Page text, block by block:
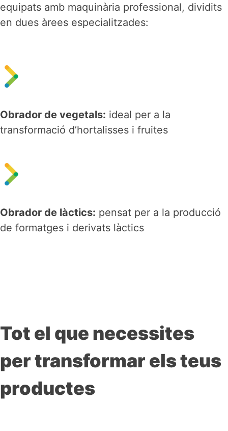
equipats amb maquinària professional, dividits
en dues àrees especialitzades:
Obrador de vegetals: ideal per a la
transformació d’hortalisses i fruites
Obrador de làctics: pensat per a la producció
de formatges i derivats làctics
Tot el que necessites
per transformar els teus
productes